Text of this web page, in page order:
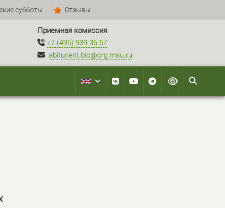
субботы Отзывы
Приемная комиссия
+7 (495) 939-36-57
abiturient.bio@org.msu.ru